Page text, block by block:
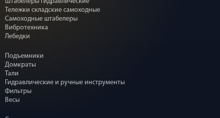
Тележки складские самоходные
Самоходные штабелеры
Вибротехника
Лебедки
Подъемники
Домкраты
Тали
Гидравлические и ручные инструменты
Фильтры
Весы